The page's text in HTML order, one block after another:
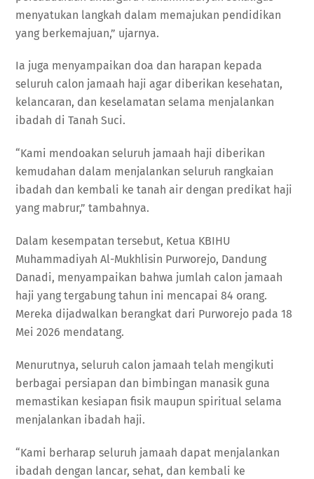
menyatukan langkah dalam memajukan pendidikan
yang berkemajuan,” ujarnya.
Ia juga menyampaikan doa dan harapan kepada
seluruh calon jamaah haji agar diberikan kesehatan,
kelancaran, dan keselamatan selama menjalankan
ibadah di Tanah Suci.
“Kami mendoakan seluruh jamaah haji diberikan
kemudahan dalam menjalankan seluruh rangkaian
ibadah dan kembali ke tanah air dengan predikat haji
yang mabrur,” tambahnya.
Dalam kesempatan tersebut, Ketua KBIHU
Muhammadiyah Al-Mukhlisin Purworejo, Dandung
Danadi, menyampaikan bahwa jumlah calon jamaah
haji yang tergabung tahun ini mencapai 84 orang.
Mereka dijadwalkan berangkat dari Purworejo pada 18
Mei 2026 mendatang.
Menurutnya, seluruh calon jamaah telah mengikuti
berbagai persiapan dan bimbingan manasik guna
memastikan kesiapan fisik maupun spiritual selama
menjalankan ibadah haji.
“Kami berharap seluruh jamaah dapat menjalankan
ibadah dengan lancar, sehat, dan kembali ke